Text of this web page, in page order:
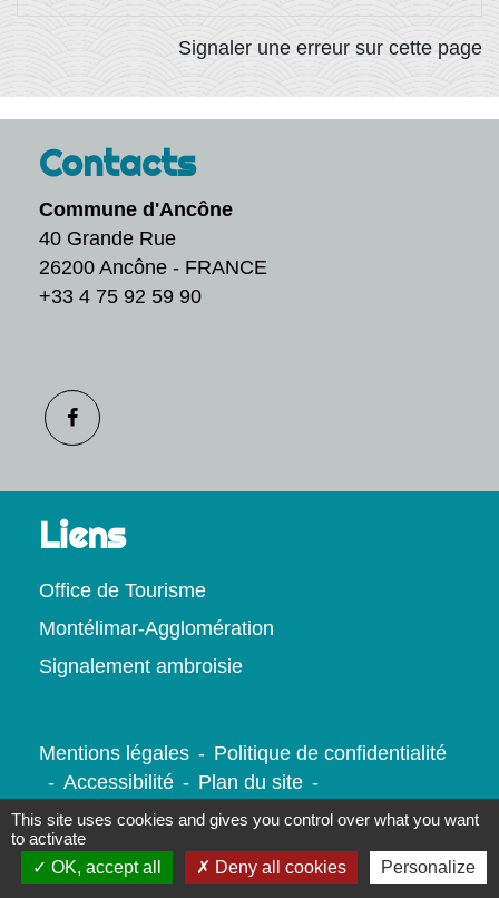
Signaler une erreur sur cette page
Contacts
Commune d'Ancône
40 Grande Rue
26200 Ancône - FRANCE
+33 4 75 92 59 90
Liens
Office de Tourisme
Montélimar-Agglomération
Signalement ambroisie
Mentions légales - Politique de confidentialité
- Accessibilité - Plan du site -
Gestion des cookies
Site créé en partenariat avec Réseau des Communes
This site uses cookies and gives you control over what you want
to activate
OK, accept all
Deny all cookies Personalize